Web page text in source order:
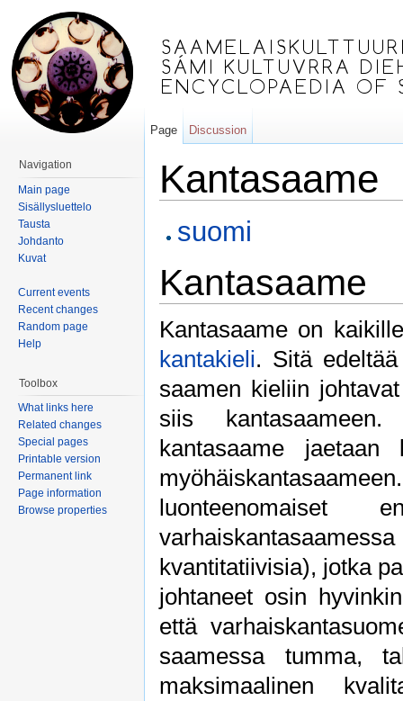
Kantasaame
suomi
Kantasaame
Kantasaame on
kantakieli. Sitä
saamen kieliin
siis kantasaameen.
kantasaame
luonteenomaiset
kvantitatiivisia), jotka
johtaneet osin
että
saamessa tumma,
maksimaalinen
Page Discussion
Navigation
Main page
Sisällysluettelo
Tausta
Johdanto
Kuvat
Current events
Recent changes
Random page
Help
Toolbox
What links here
Related changes
Special pages
Printable version
Permanent link
Page information
Browse properties